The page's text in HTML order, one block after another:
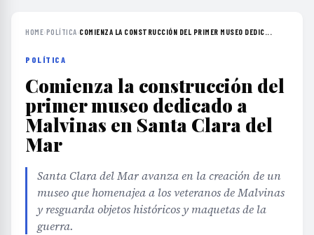
HOME›POLÍTICA›COMIENZA LA CONSTRUCCIÓN DEL PRIMER MUSEO DEDIC...
POLÍTICA
Comienza la construcción del
primer museo dedicado a
Malvinas en Santa Clara del
Mar
Santa Clara del Mar avanza en la creación de un
museo que homenajea a los veteranos de Malvinas
y resguarda objetos históricos y maquetas de la
guerra.